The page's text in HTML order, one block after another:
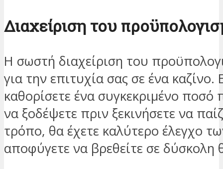
Διαχείριση του
Η σωστή διαχείριση του
για την επιτυχία σας σε ένα καζίνο.
καθορίσετε ένα συγκεκριμένο ποσό
να ξοδέψετε πριν ξεκινήσετε να
τρόπο, θα έχετε καλύτερο έλεγχο
αποφύγετε να βρεθείτε σε δύσκολη